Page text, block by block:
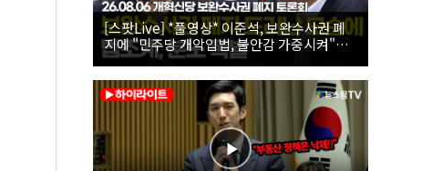
[스팟Live] *풀영상* 이준석, 보완수사권 폐
지에 "민주당 개악입법, 불안감 가중시켜"｜
26.08.06 개혁신당 보완수사권 폐지 토론회